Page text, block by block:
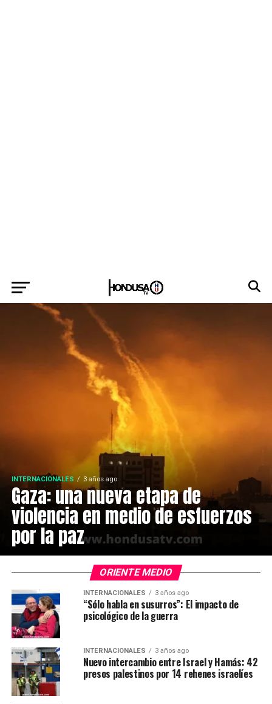
INTERNACIONALES 3 años ago
Gaza: una nueva etapa de
violencia en medio de esfuerzos
por la paz
ORIENTE MEDIO
INTERNACIONALES 3 años ago
“Sólo habla en susurros”: El impacto de
psicológico de la guerra
INTERNACIONALES 3 años ago
Nuevo intercambio entre Israel y Hamás: 42
presos palestinos por 14 rehenes israelíes